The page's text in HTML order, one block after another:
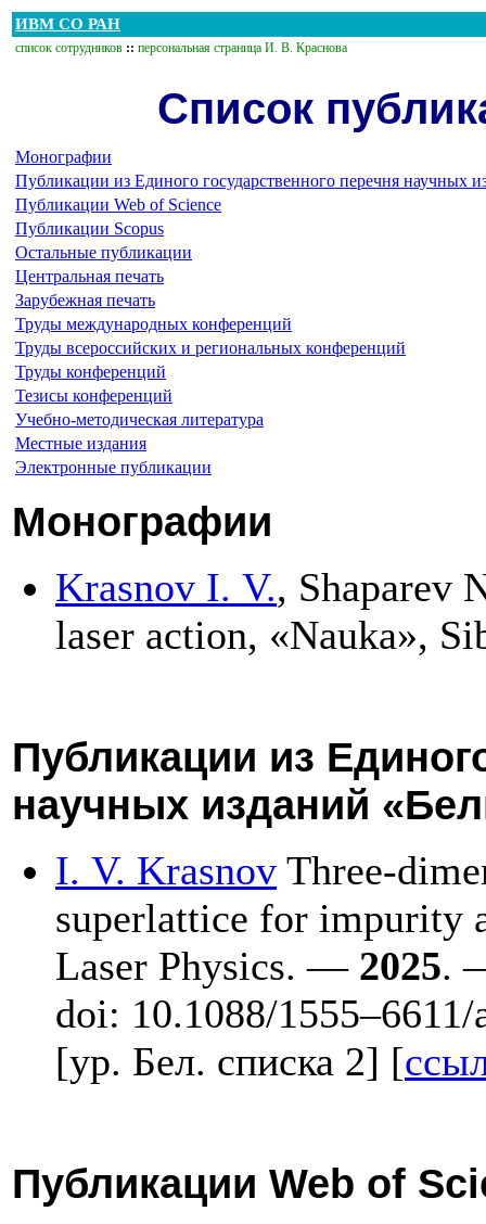
ИВМ СО РАН
список сотрудников :: персональная страница И. В. Краснова
Список
Монографии
Публикации из Единого государственного перечня научных
Публикации Web of Science
Публикации Scopus
Остальные публикации
Центральная печать
Зарубежная печать
Труды международных конференций
Труды всероссийских и региональных конференций
Труды конференций
Тезисы конференций
Учебно-методическая литература
Местные издания
Электронные публикации
Монографии
Krasnov I. V., Shaparev
laser action, «Nauka»,
Публикации из
научных изданий
I. V. Krasnov Three-
superlattice for impurity
Laser Physics. — 2025.
doi: 10.1088/1555–661
[ур. Бел. списка 2] [
Публикации Web of